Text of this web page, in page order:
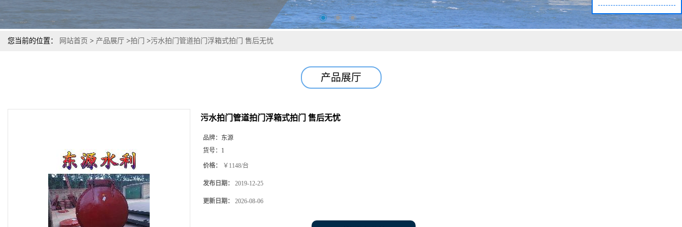
您当前的位置： 网站首页 > 产品展厅 >拍门 >污水拍门管道拍门浮箱式拍门 售后无忧
产品展厅
污水拍门管道拍门浮箱式拍门 售后无忧
品牌： 东源
货号： 1
价格： ￥1148/台
发布日期： 2019-12-25
更新日期： 2026-08-06